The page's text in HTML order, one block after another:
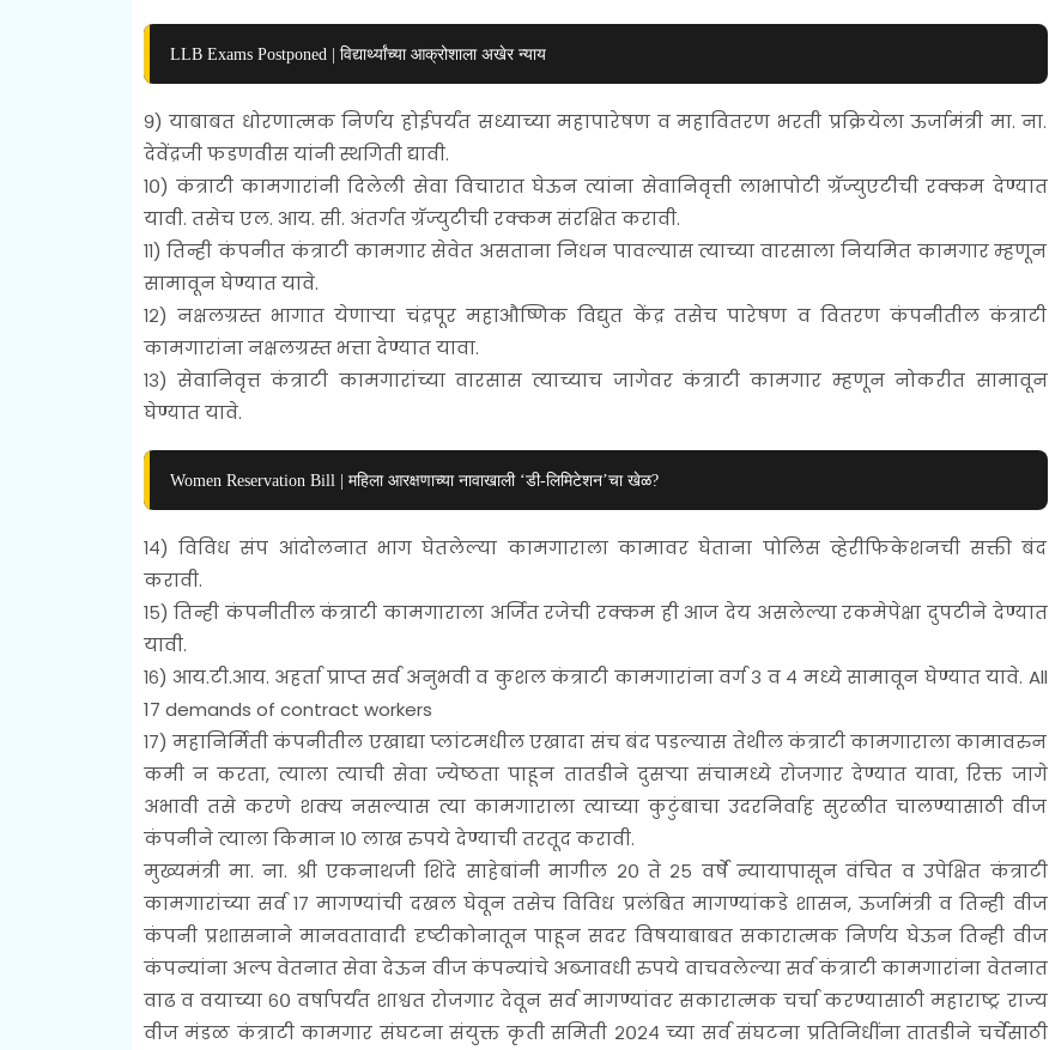
LLB Exams Postponed | विद्यार्थ्यांच्या आक्रोशाला अखेर न्याय
९) याबाबत धोरणात्मक निर्णय होईपर्यंत सध्याच्या महापारेषण व महावितरण भरती प्रक्रियेला ऊर्जामंत्री मा. ना.
देवेंद्रजी फडणवीस यांनी स्थगिती द्यावी.
१०) कंत्राटी कामगारांनी दिलेली सेवा विचारात घेऊन त्यांना सेवानिवृत्ती लाभापोटी ग्रॅज्युएटीची रक्कम देण्यात
यावी. तसेच एल. आय. सी. अंतर्गत ग्रॅज्युटीची रक्कम संरक्षित करावी.
११) तिन्ही कंपनीत कंत्राटी कामगार सेवेत असताना निधन पावल्यास त्याच्या वारसाला नियमित कामगार म्हणून
सामावून घेण्यात यावे.
१२) नक्षलग्रस्त भागात येणाऱ्या चंद्रपूर महाऔष्णिक विद्युत केंद्र तसेच पारेषण व वितरण कंपनीतील कंत्राटी
कामगारांना नक्षलग्रस्त भत्ता देण्यात यावा.
१३) सेवानिवृत्त कंत्राटी कामगारांच्या वारसास त्याच्याच जागेवर कंत्राटी कामगार म्हणून नोकरीत सामावून
घेण्यात यावे.
Women Reservation Bill | महिला आरक्षणाच्या नावाखाली ‘डी-लिमिटेशन’चा खेळ?
१४) विविध संप आंदोलनात भाग घेतलेल्या कामगाराला कामावर घेताना पोलिस व्हेरीफिकेशनची सक्ती बंद
करावी.
१५) तिन्ही कंपनीतील कंत्राटी कामगाराला अर्जित रजेची रक्कम ही आज देय असलेल्या रकमेपेक्षा दुपटीने देण्यात
यावी.
१६) आय.टी.आय. अहर्ता प्राप्त सर्व अनुभवी व कुशल कंत्राटी कामगारांना वर्ग ३ व ४ मध्ये सामावून घेण्यात यावे. All
17 demands of contract workers
१७) महानिर्मिती कंपनीतील एखाद्या प्लांटमधील एखादा संच बंद पडल्यास तेथील कंत्राटी कामगाराला कामावरुन
कमी न करता, त्याला त्याची सेवा ज्येष्ठता पाहून तातडीने दुसऱ्या संचामध्ये राेजगार देण्यात यावा, रिक्त जागे
अभावी तसे करणे शक्य नसल्यास त्या कामगाराला त्याच्या कुटुंबाचा उदरनिर्वाह सुरळीत चालण्यासाठी वीज
कंपनीने त्याला किमान १० लाख रुपये देण्याची तरतूद करावी.
मुख्यमंत्री मा. ना. श्री एकनाथजी शिंदे साहेबांनी मागील २० ते २५ वर्षे न्यायापासून वंचित व उपेक्षित कंत्राटी
कामगारांच्या सर्व १७ मागण्यांची दखल घेवून तसेच विविध प्रलंबित मागण्यांकडे शासन, ऊर्जामंत्री व तिन्ही वीज
कंपनी प्रशासनाने मानवतावादी दृष्टीकोनातून पाहून सदर विषयाबाबत सकारात्मक निर्णय घेऊन तिन्ही वीज
कंपन्यांना अल्प वेतनात सेवा देऊन वीज कंपन्यांचे अब्जावधी रुपये वाचवलेल्या सर्व कंत्राटी कामगारांना वेतनात
वाढ व वयाच्या ६० वर्षापर्यंत शाश्वत रोजगार देवून सर्व मागण्यांवर सकारात्मक चर्चा करण्यासाठी महाराष्ट्र राज्य
वीज मंडळ कंत्राटी कामगार संघटना संयुक्त कृती समिती २०२४ च्या सर्व संघटना प्रतिनिधींना तातडीने चर्चेसाठी